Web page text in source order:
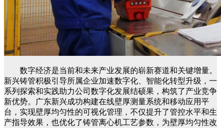
数字经济是当前和未来产业发展的崭新赛道和关键增量。
新兴铸管积极引导所属企业加速数字化、智能化转型升级，一
系列探索和实践助力公司数字化发展结硕果，构筑了产业竞争
新优势。广东新兴成功构建在线壁厚测量系统和移动应用平
台，实现壁厚均匀性的可视化管理，不仅提升了管控水平和生
产指导效果，也优化了铸管离心机工艺参数，为壁厚均匀性改